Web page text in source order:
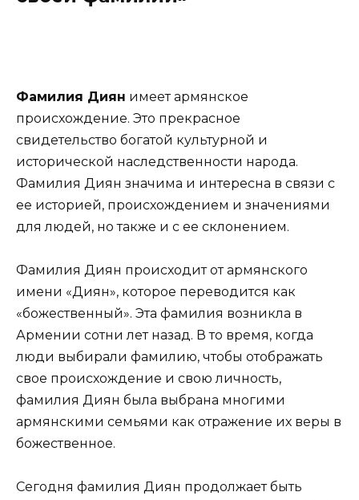
Фамилия Диян имеет армянское
происхождение. Это прекрасное
свидетельство богатой культурной и
исторической наследственности народа.
Фамилия Диян значима и интересна в связи с
ее историей, происхождением и значениями
для людей, но также и с ее склонением.
Фамилия Диян происходит от армянского
имени «Диян», которое переводится как
«божественный». Эта фамилия возникла в
Армении сотни лет назад. В то время, когда
люди выбирали фамилию, чтобы отображать
свое происхождение и свою личность,
фамилия Диян была выбрана многими
армянскими семьями как отражение их веры в
божественное.
Сегодня фамилия Диян продолжает быть